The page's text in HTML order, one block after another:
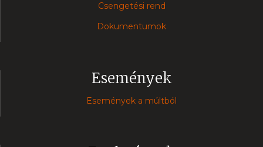
Csengetési rend
Dokumentumok
Események
Események a múltból